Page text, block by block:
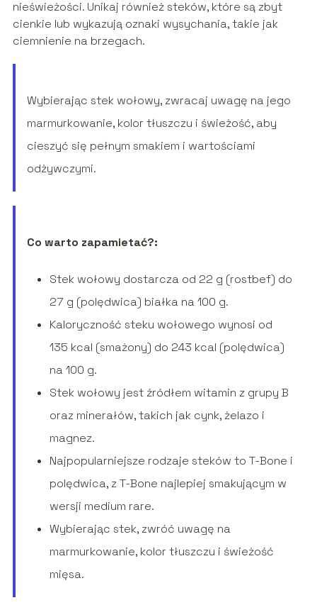
nieświeżości. Unikaj również steków, które są zbyt
cienkie lub wykazują oznaki wysychania, takie jak
ciemnienie na brzegach.
Wybierając stek wołowy, zwracaj uwagę na jego
marmurkowanie, kolor tłuszczu i świeżość, aby
cieszyć się pełnym smakiem i wartościami
odżywczymi.
Co warto zapamietać?:
Stek wołowy dostarcza od 22 g (rostbef) do
27 g (polędwica) białka na 100 g.
Kaloryczność steku wołowego wynosi od
135 kcal (smażony) do 243 kcal (polędwica)
na 100 g.
Stek wołowy jest źródłem witamin z grupy B
oraz minerałów, takich jak cynk, żelazo i
magnez.
Najpopularniejsze rodzaje steków to T-Bone i
polędwica, z T-Bone najlepiej smakującym w
wersji medium rare.
Wybierając stek, zwróć uwagę na
marmurkowanie, kolor tłuszczu i świeżość
mięsa.